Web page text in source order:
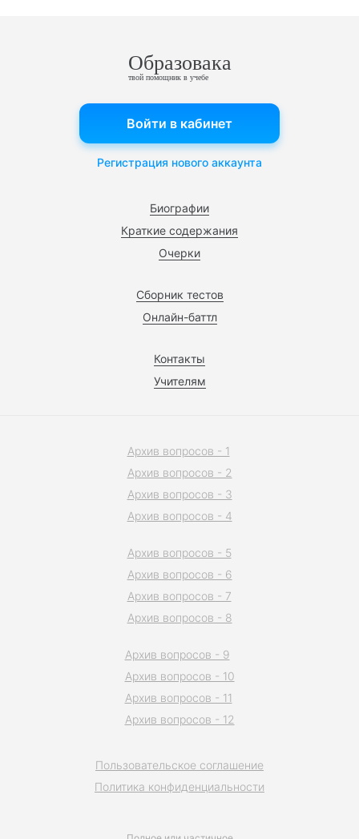
Образовака
твой помощник в учебе
Биографии
Краткие содержания
Очерки
Сборник тестов
Онлайн-баттл
Контакты
Учителям
Войти в кабинет
Регистрация нового аккаунта
Пользовательское соглашение
Политика конфиденциальности
Архив вопросов - 1
Архив вопросов - 2
Архив вопросов - 3
Архив вопросов - 4
Архив вопросов - 5
Архив вопросов - 6
Архив вопросов - 7
Архив вопросов - 8
Архив вопросов - 9
Архив вопросов - 10
Архив вопросов - 11
Архив вопросов - 12